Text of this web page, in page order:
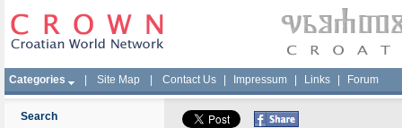
Categories Site Map Contact Us Impressum Links Forum
Search